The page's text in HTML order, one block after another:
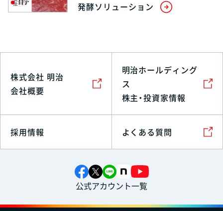
発酵ソリューション
株式会社 明治
会社概要
明治ホールディング
ス
株主・投資家情報
採用情報 よくある質問
公式アカウント一覧